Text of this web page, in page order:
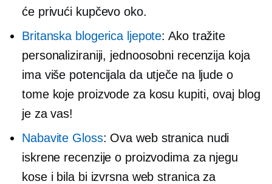
će privući kupčevo oko.
Britanska blogerica ljepote: Ako tražite
personaliziraniji, jednoosobni recenzija koja
ima više potencijala da utječe na ljude o
tome koje proizvode za kosu kupiti, ovaj blog
je za vas!
Nabavite Gloss: Ova web stranica nudi
iskrene recenzije o proizvodima za njegu
kose i bila bi izvrsna web stranica za